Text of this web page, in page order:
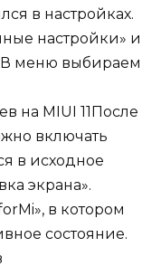
в настройках.
настройки» и
В меню выбираем
После
включать
в исходное
экрана».
Mi», в котором
состояние.